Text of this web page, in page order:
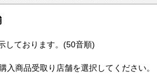
しております。(50音順)
入商品受取り店舗を選択してください。